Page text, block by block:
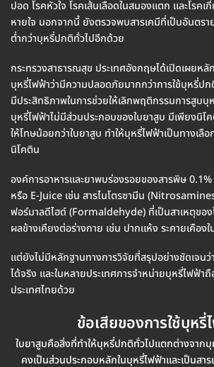
ปอด โรคหัวใจ โรคเส้นเลือดในสมองแตก และโรคเ
หายใจ นอกจากนี้ ยังตรวจพบสารเคมีที่เป็นอันตรา
ต่ำกว่าบุหรี่ปกติทั่วไปอีกด้วย
กระทรวงสาธารณสุข ประเทศอังกฤษได้เปิดเผยหลั
บุหรี่ไฟฟ้าว่ามีความปลอดภัยมากกว่าการใช้บุหรี่ป
มีประสิทธิภาพในการช่วยให้เลิกพฤติกรรมการสูบบุ
บุหรี่ไฟฟ้าไม่มีส่วนประกอบของใบยาสูบ มีเพียงนิโ
ให้โทษน้อยกว่าใบยาสูบ ทำให้บุหรี่ไฟฟ้าเป็นทางเ
นิโคติน
องค์การอาหารและยาพบร่องรอยของสารพิษ
หรือ E-Juice เช่น สารไนโตรซามีน
ฟอร์มาลดีไฮด์ (Formaldehyde) ที่เป็นสาเหตุของ
ผลข้างเคียงต่อร่างกาย เช่น ปากแห้ง ระคายเคือง
แต่ยังไม่มีหลักฐานทางการวิจัยที่สรุปอย่างชัดเจน
ได้จริง และในหลายประเทศการจำหน่ายบุหรี่ไฟฟ้
ประเทศไทยด้วย
ข้อเสียของการใช้บุหรี่
ใบยาสูบคือสิ่งที่ทำให้บุหรี่ปกติทั่วไปแตกต่างจาก
คงเป็นส่วนประกอบหลักในบุหรี่ไฟฟ้าและเป็นสา